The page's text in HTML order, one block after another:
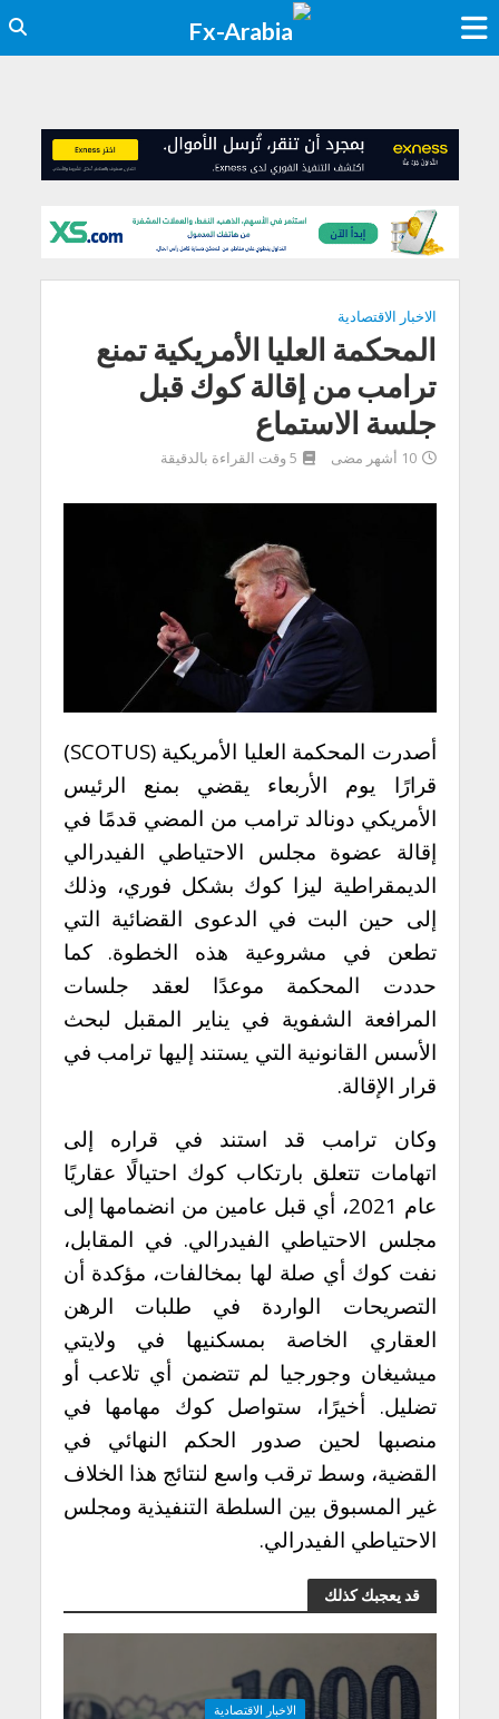
الاخبار الاقتصادية
المحكمة العليا الأمريكية تمنع
ترامب من إقالة كوك قبل
جلسة الاستماع
10 أشهر مضى 5 وقت القراءة بالدقيقة
أصدرت المحكمة العليا الأمريكية (SCOTUS)
قرارًا يوم الأربعاء يقضي بمنع الرئيس
الأمريكي دونالد ترامب من المضي قدمًا في
إقالة عضوة مجلس الاحتياطي الفيدرالي
الديمقراطية ليزا كوك بشكل فوري، وذلك
إلى حين البت في الدعوى القضائية التي
تطعن في مشروعية هذه الخطوة. كما
حددت المحكمة موعدًا لعقد جلسات
المرافعة الشفوية في يناير المقبل لبحث
الأسس القانونية التي يستند إليها ترامب في
قرار الإقالة.
وكان ترامب قد استند في قراره إلى
اتهامات تتعلق بارتكاب كوك احتيالًا عقاريًا
عام 2021، أي قبل عامين من انضمامها إلى
مجلس الاحتياطي الفيدرالي. في المقابل،
نفت كوك أي صلة لها بمخالفات، مؤكدة أن
التصريحات الواردة في طلبات الرهن
العقاري الخاصة بمسكنيها في ولايتي
ميشيغان وجورجيا لم تتضمن أي تلاعب أو
تضليل. أخيرًا، ستواصل كوك مهامها في
منصبها لحين صدور الحكم النهائي في
القضية، وسط ترقب واسع لنتائج هذا الخلاف
غير المسبوق بين السلطة التنفيذية ومجلس
الاحتياطي الفيدرالي.
قد يعجبك كذلك
الاخبار الاقتصادية